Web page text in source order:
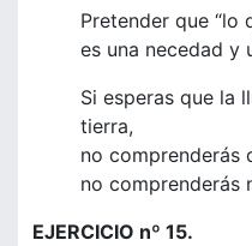
Pretender que “lo
es una necedad y
Si esperas que la
tierra,
no comprenderás
no comprenderás
EJERCICIO nº 15.